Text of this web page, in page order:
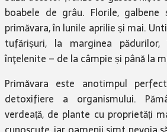
boabele de grâu. Florile, galbene
primăvara, în lunile aprilie și mai.
tufărișuri, la marginea
înţelenite – de la câmpie și până la
Primăvara este anotimpul
detoxifiere a organismului.
verdeață, de plante cu proprietăți